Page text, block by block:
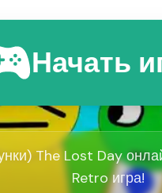
Начать
The Lost Day
Retro игра!